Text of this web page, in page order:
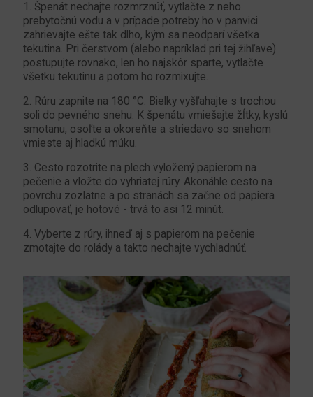
1. Špenát nechajte rozmrznúť, vytlačte z neho
prebytočnú vodu a v prípade potreby ho v panvici
zahrievajte ešte tak dlho, kým sa neodparí všetka
tekutina. Pri čerstvom (alebo napríklad pri tej žihľave)
postupujte rovnako, len ho najskôr sparte, vytlačte
všetku tekutinu a potom ho rozmixujte.
2. Rúru zapnite na 180 °C. Bielky vyšľahajte s trochou
soli do pevného snehu. K špenátu vmiešajte žĺtky, kyslú
smotanu, osoľte a okoreňte a striedavo so snehom
vmieste aj hladkú múku.
3. Cesto rozotrite na plech vyložený papierom na
pečenie a vložte do vyhriatej rúry. Akonáhle cesto na
povrchu zozlatne a po stranách sa začne od papiera
odlupovať, je hotové - trvá to asi 12 minút.
4. Vyberte z rúry, ihneď aj s papierom na pečenie
zmotajte do rolády a takto nechajte vychladnúť.